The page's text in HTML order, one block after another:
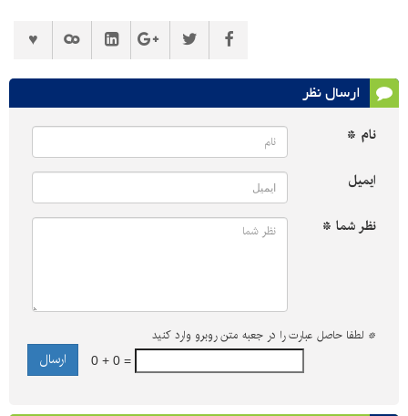
ارسال نظر
نام *
ایمیل
نظر شما *
* لطفا حاصل عبارت را در جعبه متن روبرو وارد کنید
0 + 0 =